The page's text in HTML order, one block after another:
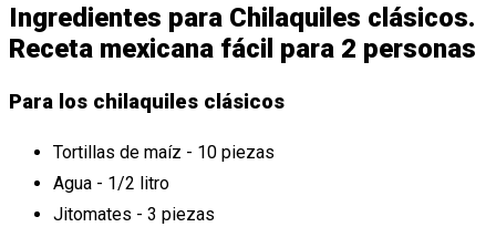
Ingredientes para Chilaquiles clásicos.
Receta mexicana fácil para 2 personas
Para los chilaquiles clásicos
Tortillas de maíz - 10 piezas
Agua - 1/2 litro
Jitomates - 3 piezas